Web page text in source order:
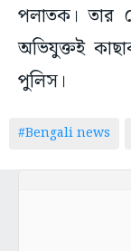
পলাতক। তার
অভিযুক্তই
পুলিস।
#Bengali news